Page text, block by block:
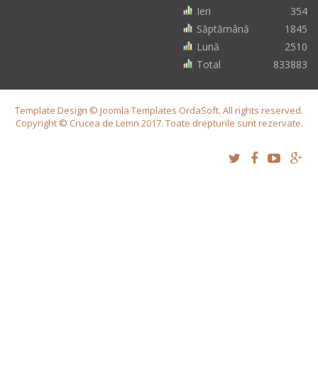
Ieri
354
Săptămână
1845
Lună
2510
Total
833883
Template Design © Joomla Templates OrdaSoft. All rights reserved.
Copyright © Crucea de Lemn 2017. Toate drepturile sunt rezervate.